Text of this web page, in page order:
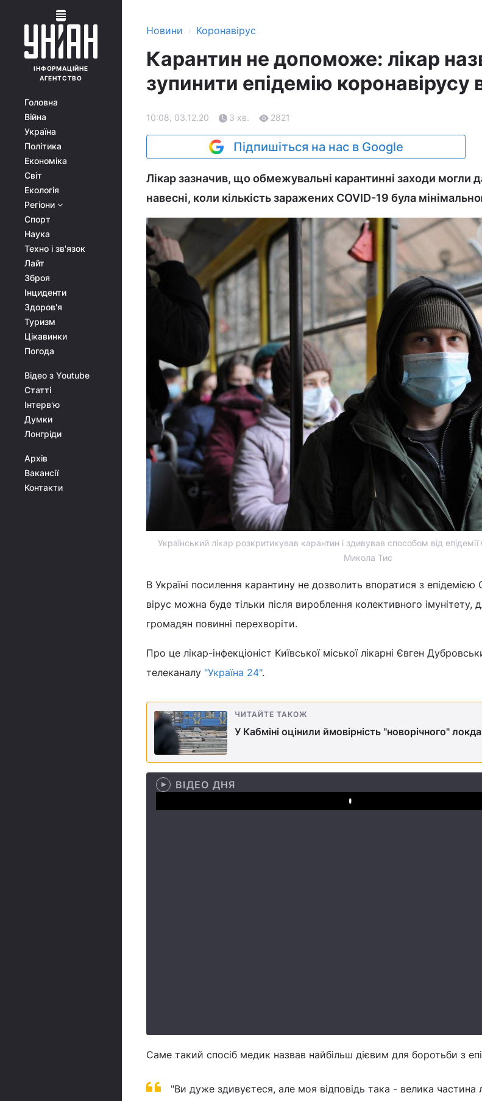
ІНФОРМАЦІЙНЕ
АГЕНТСТВО
Головна
Війна
Україна
Політика
Економіка
Світ
Екологія
Регіони
Спорт
Наука
Техно і зв'язок
Лайт
Зброя
Інциденти
Здоров'я
Туризм
Цікавинки
Погода
Відео з Youtube
Статті
Інтерв'ю
Думки
Лонгріди
Архів
Вакансії
Контакти
Новини › Коронавірус
Карантин не допоможе: лікар
зупинити епідемію коронавірусу
10:08, 03.12.20 3 хв. 2821
Підпишіться на нас в Google
Лікар зазначив, що обмежувальні карантинні заходи могли
навесні, коли кількість заражених COVID-19 була
Український лікар розкритикував карантин і здивував способом від
Микола Тис
В Україні посилення карантину не дозволить впоратися з епідемією
вірус можна буде тільки після вироблення колективного імунітету,
громадян повинні перехворіти.
Про це лікар-інфекціоніст Київської міської лікарні Євген
телеканалу "Україна 24".
ЧИТАЙТЕ ТАКОЖ
У Кабміні оцінили ймовірність "новорічного"
ВІДЕО ДНЯ
Play
Саме такий спосіб медик назвав найбільш дієвим для боротьби з
"Ви дуже здивуєтеся, але моя відповідь така - велика частина